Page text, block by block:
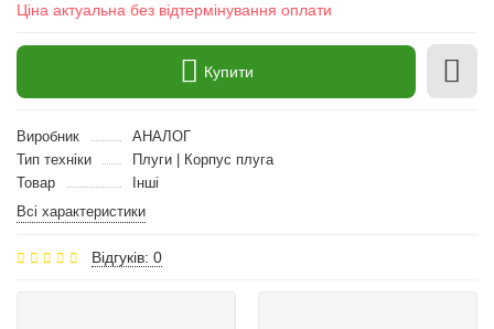
Ціна актуальна без відтермінування оплати
Купити
Виробник
АНАЛОГ
Тип техніки
Плуги | Корпус плуга
Товар
Інші
Всі характеристики
Відгуків: 0